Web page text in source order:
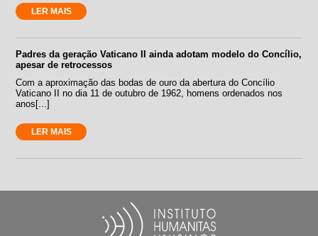
LER MAIS
Padres da geração Vaticano II ainda adotam modelo do Concílio,
apesar de retrocessos
Com a aproximação das bodas de ouro da abertura do Concílio
Vaticano II no dia 11 de outubro de 1962, homens ordenados nos
anos[...]
LER MAIS